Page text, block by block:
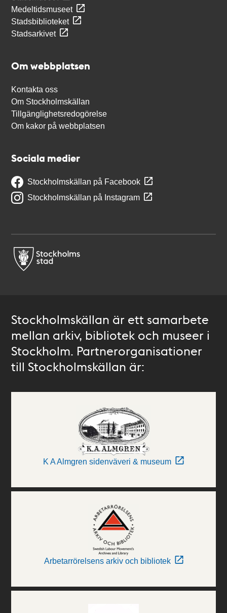
Medeltidsmuseet
Stadsbiblioteket
Stadsarkivet
Om webbplatsen
Kontakta oss
Om Stockholmskällan
Tillgänglighetsredogörelse
Om kakor på webbplatsen
Sociala medier
Stockholmskällan på Facebook
Stockholmskällan på Instagram
Stockholmskällan är ett samarbete
mellan arkiv, bibliotek och museer i
Stockholm. Partnerorganisationer
till Stockholmskällan är:
K A Almgren sidenväveri & museum
Arbetarrörelsens arkiv och bibliotek